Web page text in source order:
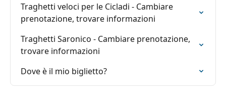
Traghetti veloci per le Cicladi - Cambiare
prenotazione, trovare informazioni
Traghetti Saronico - Cambiare prenotazione,
trovare informazioni
Dove è il mio biglietto?